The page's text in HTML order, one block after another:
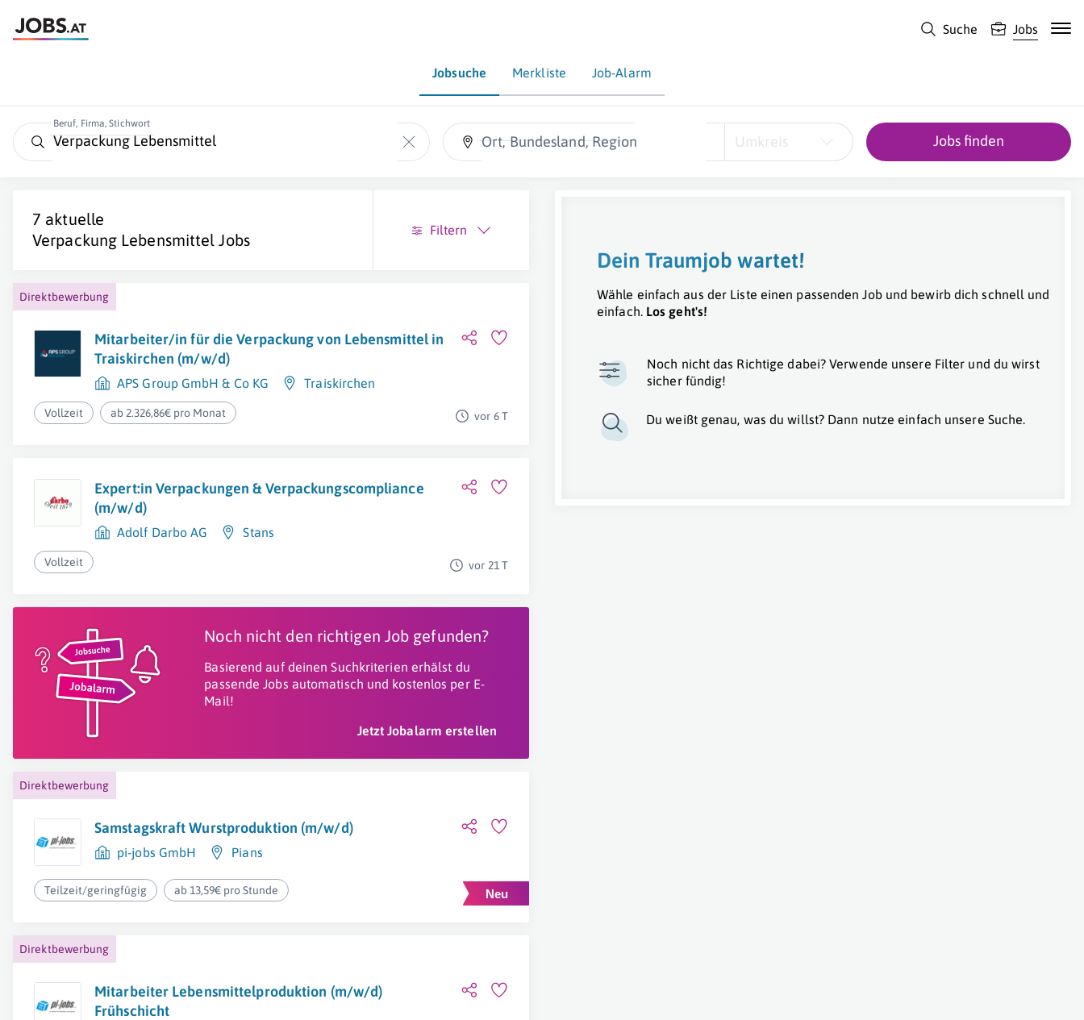
Suche Jobs
Jobsuche Merkliste Job-Alarm
Beruf, Firma, Stichwort
Ort, Bundesland, Region Umkreis Jobs finden
7 aktuelle
Verpackung Lebensmittel Jobs
Filtern
Direktbewerbung
Mitarbeiter/in für die Verpackung von Lebensmittel in
Traiskirchen (m/w/d)
APS Group GmbH & Co KG Traiskirchen
Vollzeit ab 2.326,86€ pro Monat vor 6 T
Expert:in Verpackungen & Verpackungscompliance
(m/w/d)
Adolf Darbo AG Stans
Vollzeit vor 21 T
Noch nicht den richtigen Job gefunden?
Basierend auf deinen Suchkriterien erhälst du
passende Jobs automatisch und kostenlos per E-
Mail!
Jetzt Jobalarm erstellen
Direktbewerbung
Samstagskraft Wurstproduktion (m/w/d)
pi-jobs GmbH Pians
Teilzeit/geringfügig ab 13,59€ pro Stunde
Direktbewerbung
Mitarbeiter Lebensmittelproduktion (m/w/d)
Frühschicht
Dein Traumjob wartet!
Wähle einfach aus der Liste einen passenden Job und bewirb dich schnell und
einfach. Los geht's!
Noch nicht das Richtige dabei? Verwende unsere Filter und du wirst
sicher fündig!
Du weißt genau, was du willst? Dann nutze einfach unsere Suche.